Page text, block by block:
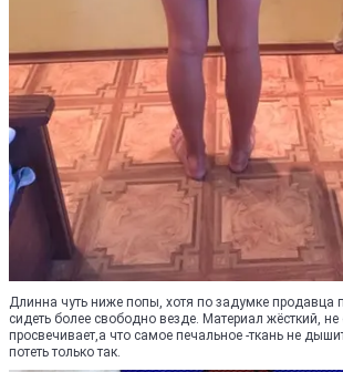
Длинна чуть ниже попы, хотя по задумке продавца
сидеть более свободно везде. Материал жёсткий,
просвечивает,а что самое печальное -ткань не
потеть только так.